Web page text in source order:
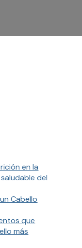
en la
del
Cabello
que
más